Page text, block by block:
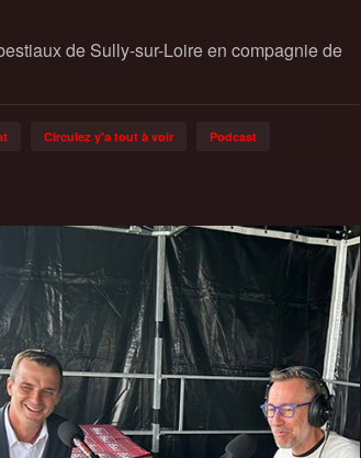
de Sully-sur-Loire en compagnie de
Circulez y'a tout à voir Podcast